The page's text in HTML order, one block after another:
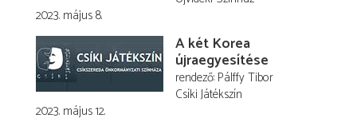
2023. május 8.
A két Korea
újraegyesítése
rendező Pálffy Tibor
Csíki Játékszín
2023. május 12.